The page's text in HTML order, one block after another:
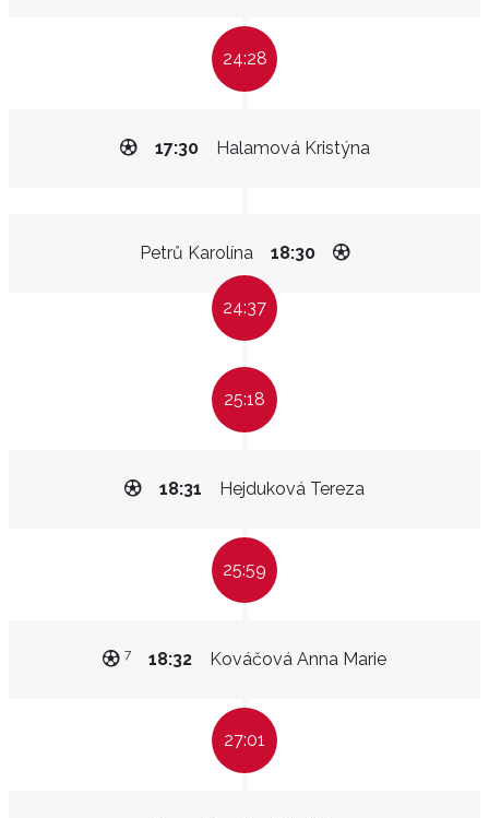
24:28
Halamová Kristýna
17:30
Petrů Karolína 18:30
24:37
25:18
Hejduková Tereza
18:31
25:59
Kováčová Anna Marie
18:32
7
27:01